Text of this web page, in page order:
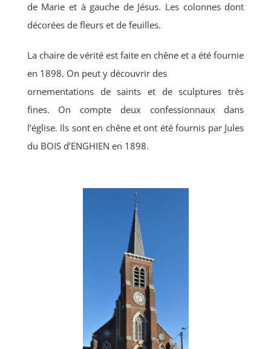
de Marie et à gauche de Jésus. Les colonnes dont
décorées de fleurs et de feuilles.
La chaire de vérité est faite en chêne et a été fournie
en 1898. On peut y découvrir des
ornementations de saints et de sculptures très
fines. On compte deux confessionnaux dans
l’église. Ils sont en chêne et ont été fournis par Jules
du BOIS d’ENGHIEN en 1898.